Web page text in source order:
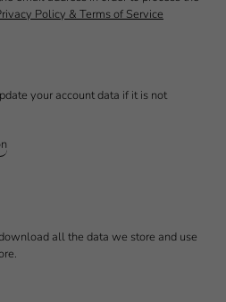
Policy & Terms of Service
your account data if it is not
all the data we store and use